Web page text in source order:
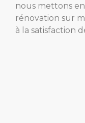
nous mettons
rénovation sur
à la satisfaction